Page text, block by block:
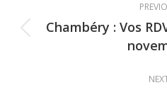
navigation
Chambéry : Vos